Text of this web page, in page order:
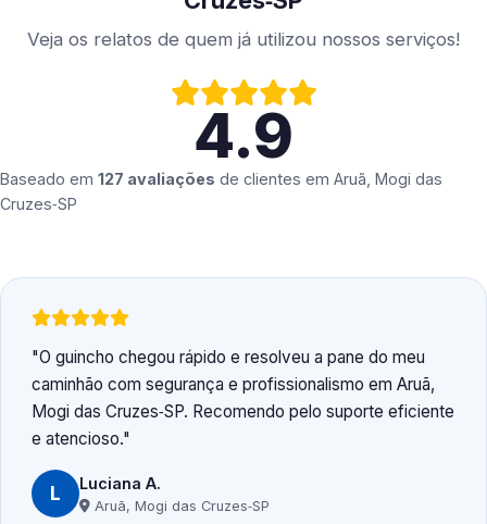
Veja os relatos de quem já utilizou nossos serviços!
4.9
Baseado em 127 avaliações de clientes em Aruã, Mogi das
Cruzes‑SP
O guincho chegou rápido e resolveu a pane do meu
caminhão com segurança e profissionalismo em Aruã,
Mogi das Cruzes‑SP. Recomendo pelo suporte eficiente
e atencioso.
L Luciana A.
Aruã, Mogi das Cruzes‑SP